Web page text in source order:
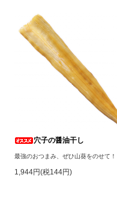
穴子の醤油干し
最強のおつまみ、ぜひ山葵をのせて！
1,944円(税144円)